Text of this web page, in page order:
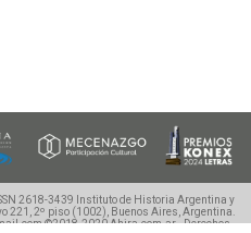
2618-3439
Instituto de Historia Argentina y
221, 2º piso (1002), Buenos Aires, Argentina.
©2018-2020 Ahira.com.ar - Derechos